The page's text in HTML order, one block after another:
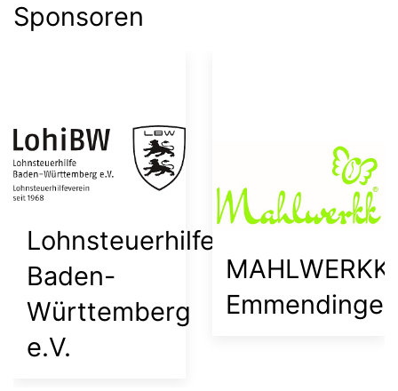
Sponsoren
Baden-
Württemberg
Allianz
Versicherung-
A.
Matussek